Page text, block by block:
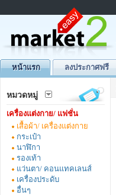
หน้าแรก ลงประกาศฟรี
หมวดหมู่
เครื่องแต่งกาย/ แฟชั่น
เสื้อผ้า/ เครื่องแต่งกาย
กระเป๋า
นาฬิกา
รองเท้า
แว่นตา/ คอนแทคเลนส์
เครื่องประดับ
อื่นๆ